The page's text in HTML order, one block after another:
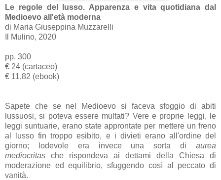
Le regole del lusso. Apparenza e vita quotidiana dal
Medioevo all'età moderna
di Maria Giuseppina Muzzarelli
Il Mulino, 2020
pp. 300
€ 24 (cartaceo)
€ 11,82 (ebook)
Sapete che se nel Medioevo si faceva sfoggio di abiti
lussuosi, si poteva essere multati? Vere e proprie leggi, le
leggi suntuarie, erano state approntate per mettere un freno
al lusso fin troppo esibito, e i divieti erano all'ordine del
giorno; lodevole era invece una sorta di aurea
mediocritas che rispondeva ai dettami della Chiesa di
moderazione ed equilibrio, sfuggendo così al peccato di
vanità.